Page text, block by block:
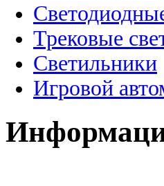
Трековые
Светильники
Игровой